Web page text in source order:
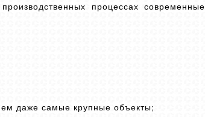
процессах современные
даже самые крупные объекты;